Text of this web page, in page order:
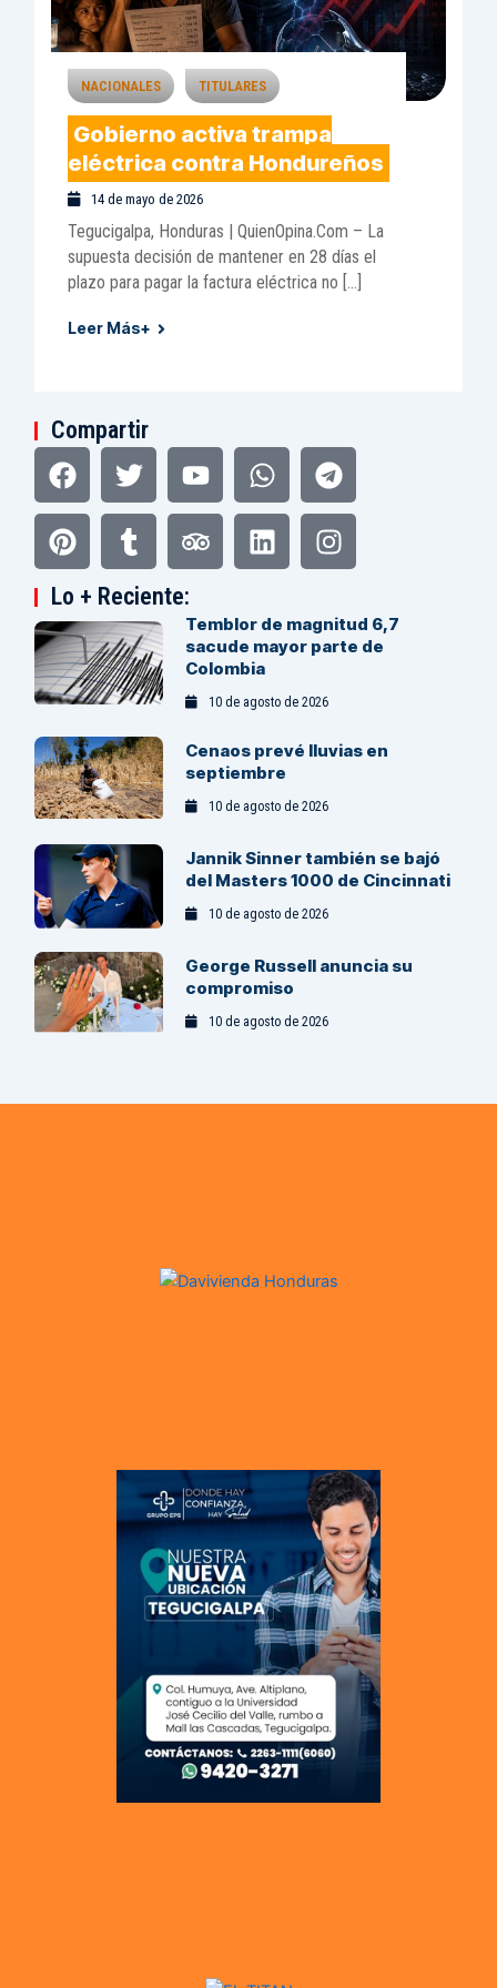
NACIONALES TITULARES
Gobierno activa trampa
eléctrica contra Hondureños
14 de mayo de 2026
Tegucigalpa, Honduras | QuienOpina.Com – La
supuesta decisión de mantener en 28 días el
plazo para pagar la factura eléctrica no […]
Leer Más+
Compartir
Facebook
TwitterYoutubeWhatsappTelegram
Pinterest
TumblrTripadvisor
LinkedinInstagram
Lo + Reciente:
Temblor de magnitud 6,7
sacude mayor parte de
Colombia
10 de agosto de 2026
Cenaos prevé lluvias en
septiembre
10 de agosto de 2026
Jannik Sinner también se bajó
del Masters 1000 de Cincinnati
10 de agosto de 2026
George Russell anuncia su
compromiso
10 de agosto de 2026